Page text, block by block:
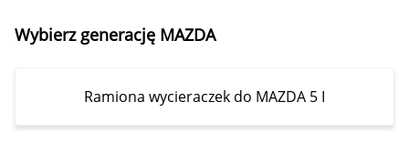
Wybierz generację MAZDA
Ramiona wycieraczek do MAZDA 5 I